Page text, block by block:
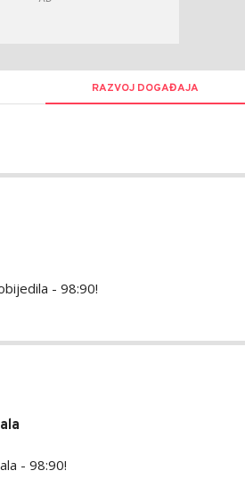
RAZVOJ DOGAĐAJA
- 98:90!
- 98:90!